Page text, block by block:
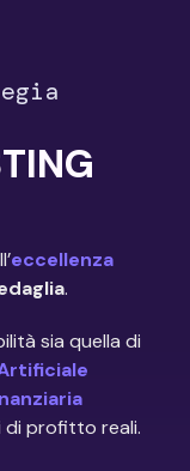
eccellenza
.
sia quella di
di profitto reali.